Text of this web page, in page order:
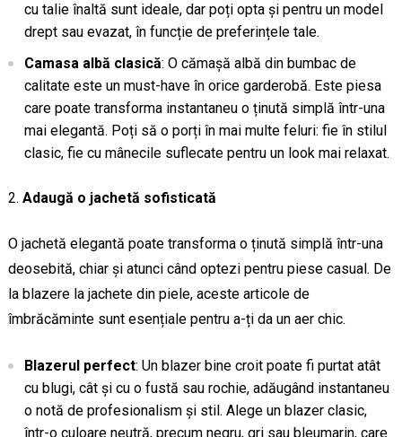
cu talie înaltă sunt ideale, dar poți opta și pentru un model
drept sau evazat, în funcție de preferințele tale.
Camasa albă clasică: O cămașă albă din bumbac de
calitate este un must-have în orice garderobă. Este piesa
care poate transforma instantaneu o ținută simplă într-una
mai elegantă. Poți să o porți în mai multe feluri: fie în stilul
clasic, fie cu mânecile suflecate pentru un look mai relaxat.
Adaugă o jachetă sofisticată
O jachetă elegantă poate transforma o ținută simplă într-una
deosebită, chiar și atunci când optezi pentru piese casual. De
la blazere la jachete din piele, aceste articole de
îmbrăcăminte sunt esențiale pentru a-ți da un aer chic.
Blazerul perfect: Un blazer bine croit poate fi purtat atât
cu blugi, cât și cu o fustă sau rochie, adăugând instantaneu
o notă de profesionalism și stil. Alege un blazer clasic,
într-o culoare neutră, precum negru, gri sau bleumarin, care